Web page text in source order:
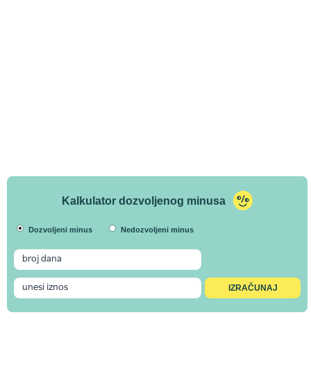
Kalkulator dozvoljenog minusa
Dozvoljeni minus Nedozvoljeni minus